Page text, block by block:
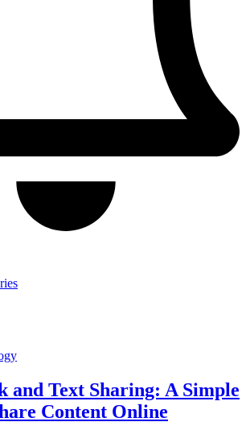
and Text Sharing: A Simple
Content Online